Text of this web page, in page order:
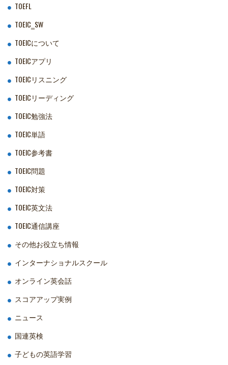
TOEFL
TOEIC‗SW
TOEICについて
TOEICアプリ
TOEICリスニング
TOEICリーディング
TOEIC勉強法
TOEIC単語
TOEIC参考書
TOEIC問題
TOEIC対策
TOEIC英文法
TOEIC通信講座
その他お役立ち情報
インターナショナルスクール
オンライン英会話
スコアアップ実例
ニュース
国連英検
子どもの英語学習